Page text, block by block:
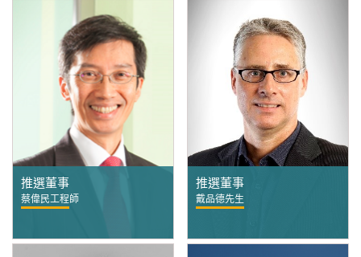
推選董事
蔡偉民工程師
推選董事
戴品德先生